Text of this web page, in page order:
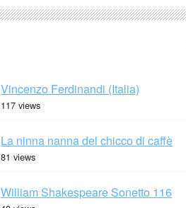
Vincenzo Ferdinandi (Italia)
117 views
La ninna nanna del chicco di caffè
81 views
William Shakespeare Sonetto 116